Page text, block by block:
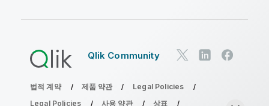
Qlik Community
법적 계약 제품 약관
Legal Policies
Legal Policies
사용 약관 상표